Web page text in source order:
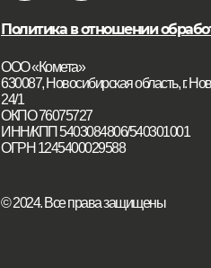
Политика в отношении
ООО «Комета»
630087, Новосибирская область, г.
24/1
ОКПО 76075727
ИНН/КПП 5403084806/540301001
ОГРН 1245400029588
© 2024. Все права защищены